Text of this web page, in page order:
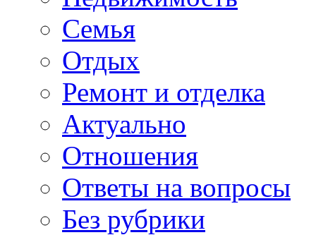
Семья
Отдых
Ремонт и отделка
Актуально
Отношения
Ответы на вопросы
Без рубрики